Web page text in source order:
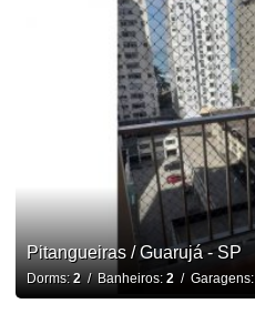
Pitangueiras / Guarujá - SP
Dorms: 2/ Banheiros: 2/ Garagens: